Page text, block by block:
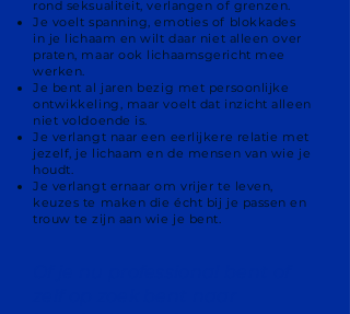
rond seksualiteit, verlangen of grenzen.
Je voelt spanning, emoties of blokkades
in je lichaam en wilt daar niet alleen over
praten, maar ook lichaamsgericht mee
werken.
Je bent al jaren bezig met persoonlijke
ontwikkeling, maar voelt dat inzicht alleen
niet voldoende is.
Je verlangt naar een eerlijkere relatie met
jezelf, je lichaam en de mensen van wie je
houdt.
Je verlangt ernaar om vrijer te leven,
keuzes te maken die écht bij je passen en
trouw te zijn aan wie je bent.